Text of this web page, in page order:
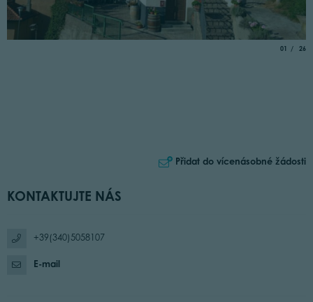
01 of
26
Přidat do vícenásobné žádosti
KONTAKTUJTE NÁS
+39(340)5058107
E-mail